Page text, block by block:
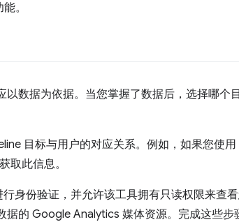
。
以数据为依据。当您掌握了数据后，选择哪个
目标与用户的对应关系。例如，如果您使
取此信息。
身份验证，并允许该工具拥有只读权限来查
据的 Google Analytics 媒体资源。完成这些